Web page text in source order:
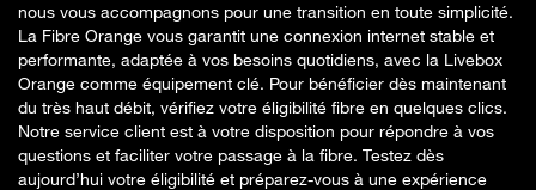
nous vous accompagnons pour une transition en toute simplicité.
La Fibre Orange vous garantit une connexion internet stable et
performante, adaptée à vos besoins quotidiens, avec la Livebox
Orange comme équipement clé. Pour bénéficier dès maintenant
du très haut débit, vérifiez votre éligibilité fibre en quelques clics.
Notre service client est à votre disposition pour répondre à vos
questions et faciliter votre passage à la fibre. Testez dès
aujourd’hui votre éligibilité et préparez-vous à une expérience